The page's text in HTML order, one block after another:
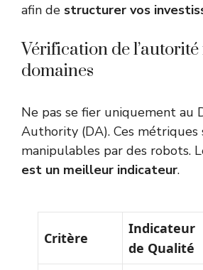
afin de structurer vos
Vérification de l’autorité
domaines
Ne pas se fier uniquement au
Authority (DA). Ces
manipulables par des robots.
est un meilleur indicateur.
Critère
Indicateur
de Qualité